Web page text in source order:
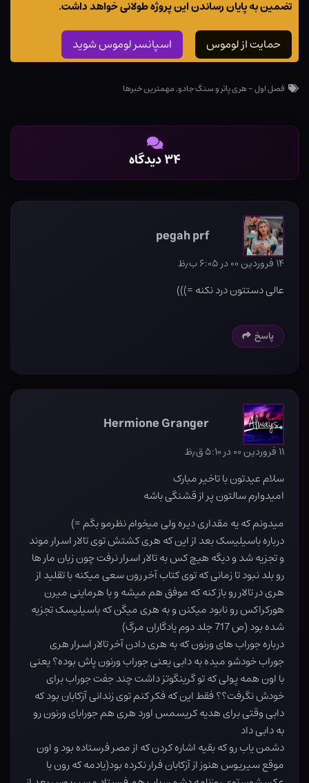
تضمین به پایان رساندن این پروژه طولانی خواهد داشت.
حمایت از لوموس اسپانسر لوموس شوید
فصل اول - هری پاتر و سنگ جادو,مهمترین خبرها
۳۴ دیدگاه
pegah prf
۱۴ فروردین ۰۰ در ۶:۰۵ ب٫ظ
عالی دستتون درد نکنه =)))
پاسخ
Hermione Granger
۱۱ فروردین ۰۰ در ۵:۱۰ ق٫ظ
سلام عیدتون با تاخیر مبارک
امیدوارم سالتون پر از قشنگی باشه
میدونم که یه مقداری دیره ولی میخوام نظرمو بگم =)
درباره باسیلیسک بعد از این که هری کشتش توی تالار اسرار موند
و تجزیه شد و دیگه هیچ کس به تالار اسرار نرفت چون زبان مار ها
رو بلد نبود تا زمانی که توی کتاب آخر رون سعی میکنه با تقلید از
هری در تالار رو باز کنه که موفق هم میشه و با هرماینی میرن
هورکراکس رو نابود میکنن و به هری میگن که باسیلیسک تجزیه
شده بود (ص 717 جلد دوم یادگاران مرگ)
درباره جوراب های ورنون که به هری دادن آخر تالار اسرار هری
جوراب خودشو میده به دابی یعنی جوراب ورنون پاش بوده؟ یعنی
با اون همه پولی که تو گرینگوتز داشت چند جفت جوراب برای
خودش نگرفت؟؟ فقط این که فکر کنم توی زندانی آزکابان بود که
دابی وقتی برای هدیه کریسمس اورد هری هم جورابای ورنون رو
به دابی داد
دشمن یاب رو که بقیه اشاره کردن که از مصر فرستاده بود و اون
موقع سیریوس هنوز از آزکابان فرار نکرده بود(یادمه که رون با